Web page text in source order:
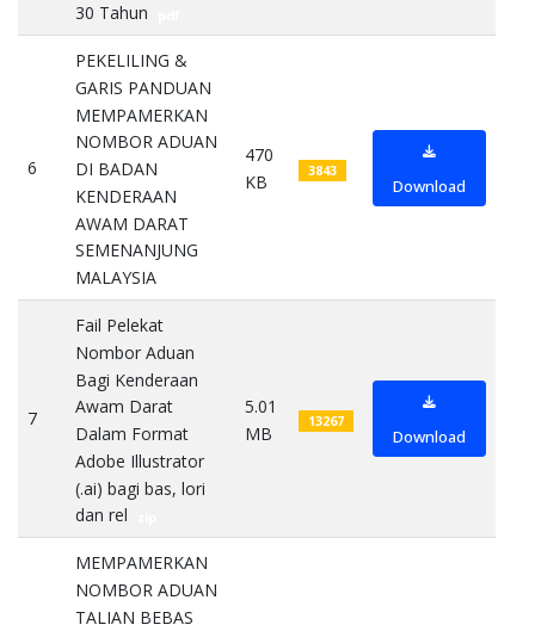
30 Tahun
6
PEKELILING &
GARIS PANDUAN
MEMPAMERKAN
NOMBOR ADUAN
DI BADAN
KENDERAAN
AWAM DARAT
SEMENANJUNG
MALAYSIA
470
KB
3843
Download
7
Fail Pelekat
Nombor Aduan
Bagi Kenderaan
Awam Darat
Dalam Format
Adobe Illustrator
(.ai) bagi bas, lori
dan rel
5.01
MB
13267
Download
MEMPAMERKAN
NOMBOR ADUAN
TALIAN BEBAS